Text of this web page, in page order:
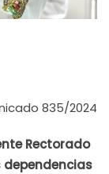
835/2024
Rectorado